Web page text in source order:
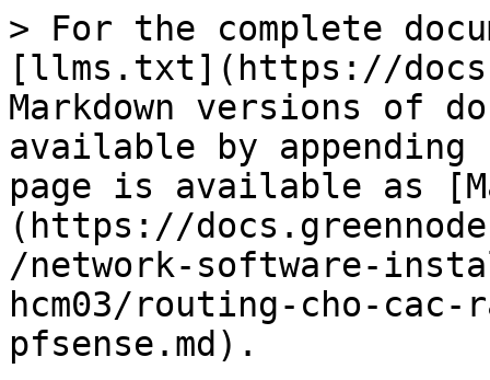
> For the complete
[llms.txt](https://
Markdown versions of
available by
page is available as
(https://
/network-software-
hcm03/routing-cho-
pfsense.md).